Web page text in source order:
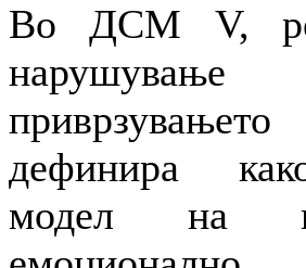
Во ДСМ V,
дефинира
модел на